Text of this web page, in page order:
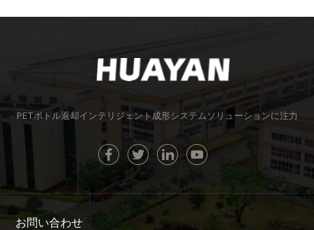
PETボトル返却インテリジェント成形システムソリューションに注力
お問い合わせ